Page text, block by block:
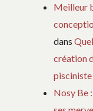
Meilleur
dans
création
pisciniste
Nosy Be